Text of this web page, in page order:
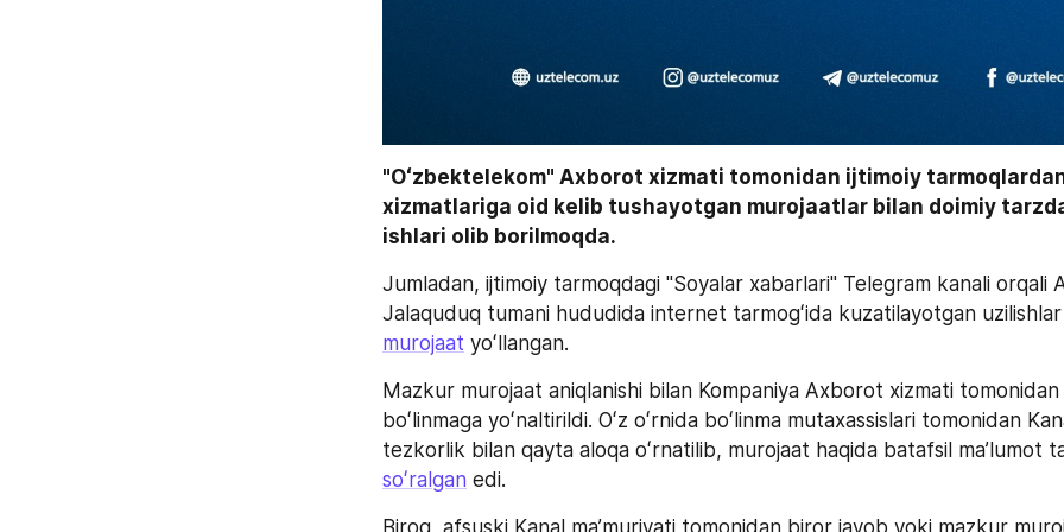
"Oʻzbektelekom" Axborot xizmati tomonidan ijtimoiy
xizmatlariga oid kelib tushayotgan murojaatlar bilan doimiy
ishlari olib borilmoqda.
Jumladan, ijtimoiy tarmoqdagi "Soyalar xabarlari" Telegram kanali orqali
murojaat yoʻllangan.
Mazkur murojaat aniqlanishi bilan Kompaniya Axborot xizmati
boʻlinmaga yoʻnaltirildi. Oʻz oʻrnida boʻlinma mutaxassislari tomonidan
soʻralgan edi.
Biroq, afsuski Kanal ma’muriyati tomonidan biror javob yoki mazkur